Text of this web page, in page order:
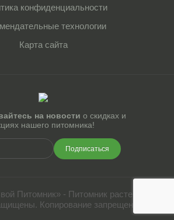
конфиденциальности
технологии
Карта сайта
на новости о скидках и
нашего питомника!
Подписаться
Питомник» - Питомник растений.
Копирование запрещено